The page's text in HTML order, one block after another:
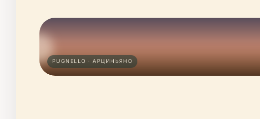
PUGNELLO · АРЦИНЬЯНО